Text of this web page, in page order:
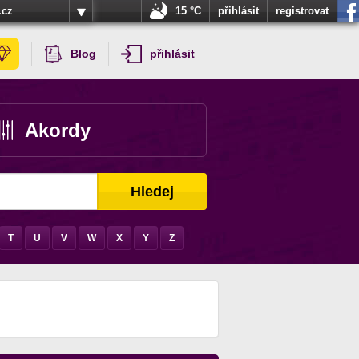
15 °C přihlásit registrovat
Blog přihlásit
Akordy
Hledej
T U V W X Y Z